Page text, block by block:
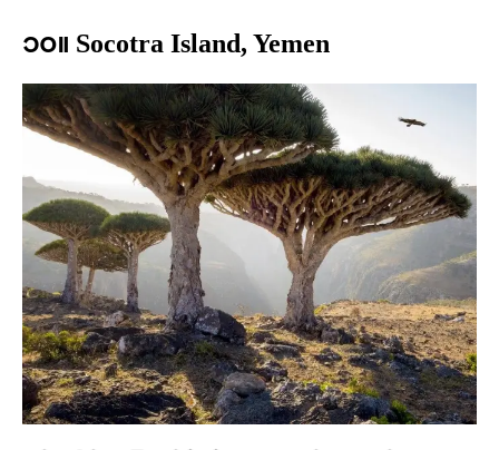
၁၀။ Socotra Island, Yemen